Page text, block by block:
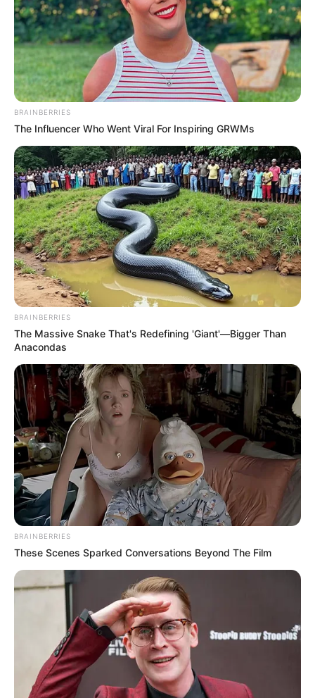
Arrancó obra del nuevo
puente del Regiotram de
Occidente: pasará sobre el
río Bogotá
CAR CUNDINAMARCA
15 municipios recibirán las
primeras aulas
ambientales forestales de
la CAR Cundinamarca
HOSPITAL
Cundinamarca construirá
su segundo hospital
regional: municipios del
norte tendrán 72 servicios
PICO Y PLACA
TransMilenio! Movilidad
contempla extender el
Pico y Placa en Bogotá
LOTERÍA DE CUNDINAMARCA
Resultado de la Lotería de
Cundinamarca HOY jueves
27 de julio; todos los
números ganadores
Jorge Rey anuncia obras
en Ubaté: el Patinódromo
tendrá graderías y parque
biosaludable
VIOTÁ, CUNDINAMARCA
BRAINBERRIES
The Influencer Who Went Viral For Inspiring GRWMs
BRAINBERRIES
The Massive Snake That's Redefining 'Giant'—Bigger Than
Anacondas
BRAINBERRIES
These Scenes Sparked Conversations Beyond The Film